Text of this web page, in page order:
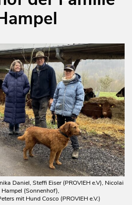
Daniel, Steffi Eiser (PROVIEH e.V), Nicolai
Hampel (Sonnenhof),
mit Hund Cosco (PROVIEH e.V.)